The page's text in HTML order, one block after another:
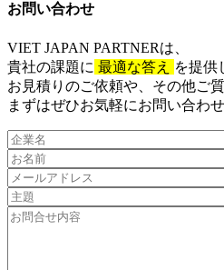
お問い合わせ​
VIET JAPAN PARTNERは、
貴社の課題に 最適な答え
を提供
お見積りのご依頼や、その他ご質
まずはぜひお気軽にお問い合わせ